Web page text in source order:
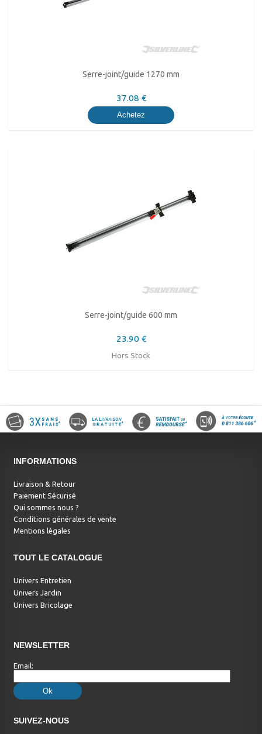
Serre-joint/guide 1270 mm
37.08 €
Achetez
Serre-joint/guide 600 mm
23.90 €
Hors Stock
INFORMATIONS
Livraison & Retour
Paiement Sécurisé
Qui sommes nous ?
Conditions générales de vente
Mentions légales
TOUT LE CATALOGUE
Univers Entretien
Univers Jardin
Univers Bricolage
NEWSLETTER
Email:
SUIVEZ-NOUS